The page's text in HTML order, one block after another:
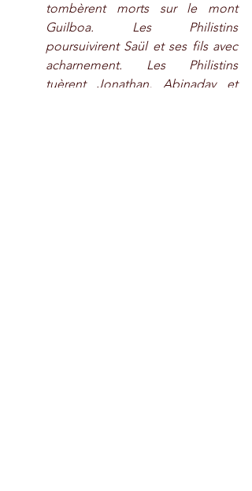
tombèrent morts sur le mont
Guilboa. Les Philistins
poursuivirent Saül et ses fils avec
acharnement. Les Philistins
tuèrent Jonathan, Abinadav et